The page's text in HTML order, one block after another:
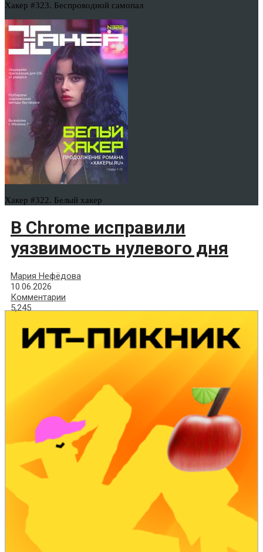
Хакер #323. Беспроводной самопал
Хакер #322. Белый хакер
В Chrome исправили
уязвимость нулевого дня
Мария Нефёдова
10.06.2026
Комментарии
5,245